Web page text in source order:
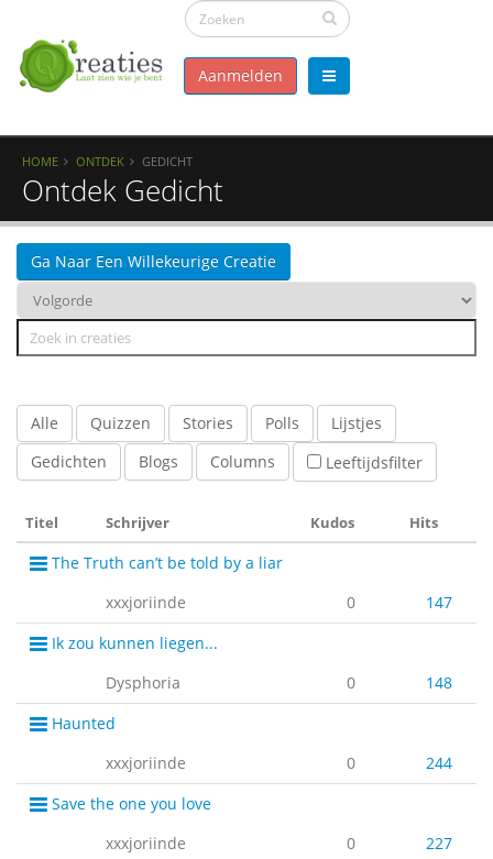
Aanmelden
HOME ONTDEK GEDICHT
Ontdek Gedicht
Ga Naar Een Willekeurige Creatie
Alle Quizzen Stories Polls
Lijstjes
Gedichten
Blogs Columns Leeftijdsfilter
Titel Schrijver Kudos Hits
The Truth can’t be told by a liar
xxxjoriinde
0
147
Ik zou kunnen liegen...
Dysphoria
0
148
Haunted
xxxjoriinde
0
244
Save the one you love
xxxjoriinde
0
227